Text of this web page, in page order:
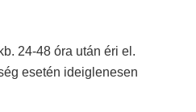
24-48 óra után éri el.
esetén ideiglenesen